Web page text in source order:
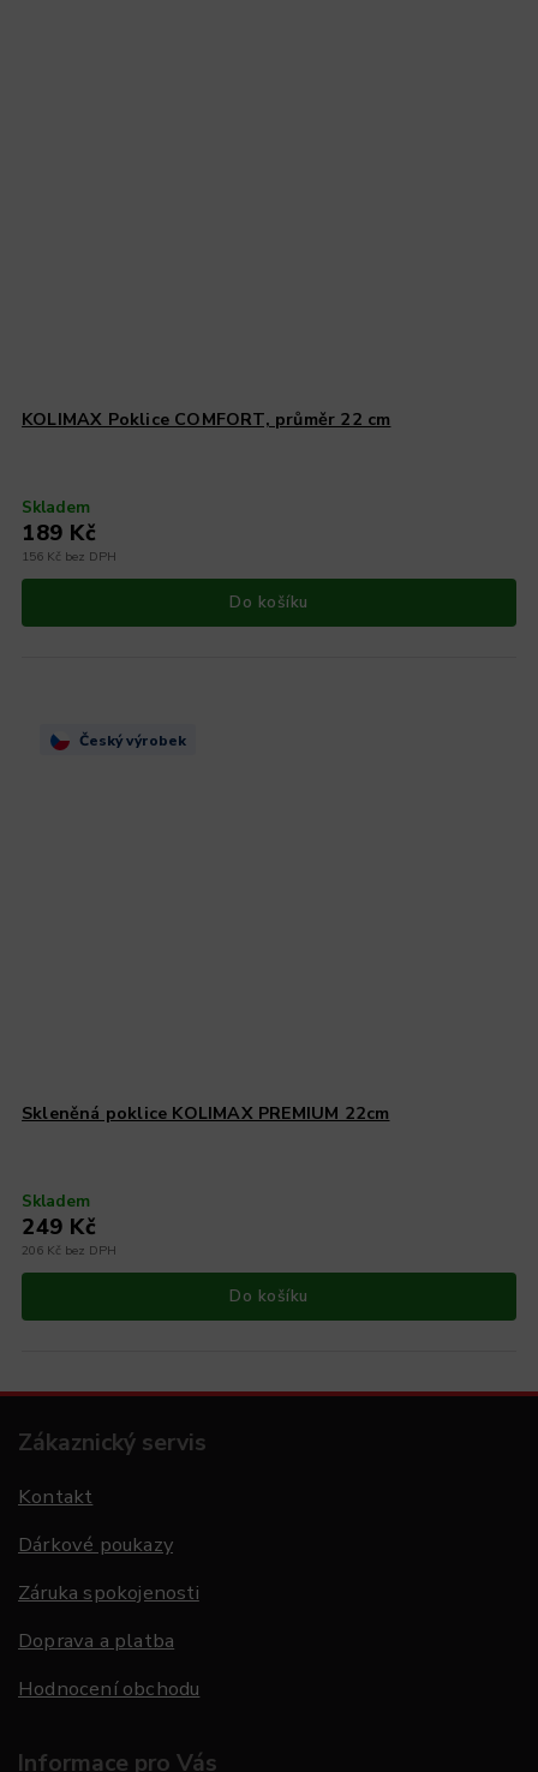
KOLIMAX Poklice COMFORT, průměr 22 cm
Skladem
156 Kč bez DPH
189 Kč
Do košíku
Český výrobek
Skleněná poklice KOLIMAX PREMIUM 22cm
Skladem
206 Kč bez DPH
249 Kč
Do košíku
Zákaznický servis
Kontakt
Dárkové poukazy
Záruka spokojenosti
Doprava a platba
Hodnocení obchodu
Informace pro Vás